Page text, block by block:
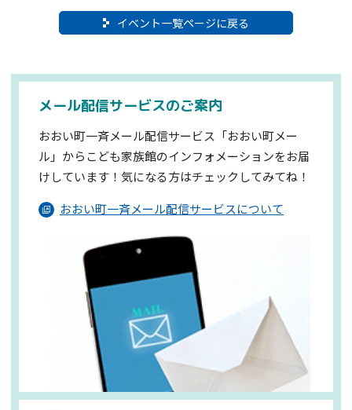
イベント一覧ページに戻る
メール配信サービスのご案内
おおい町一斉メール配信サービス「おおい町メー
ル」からこども家族館のインフォメーションをお届
けしています！気になる方はチェックしてみてね！
おおい町一斉メール配信サービスについて